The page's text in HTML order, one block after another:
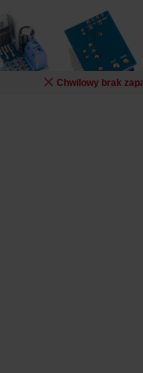
Chwilowy brak